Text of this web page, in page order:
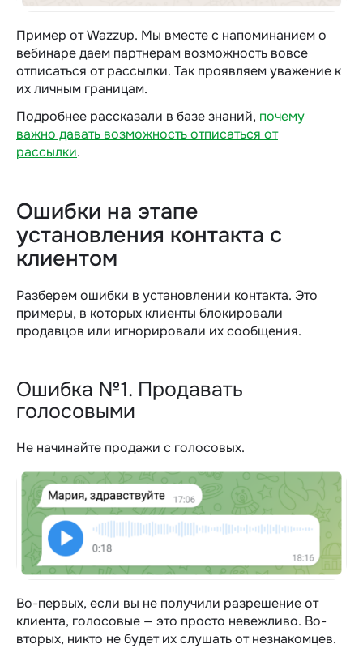
Пример от Wazzup. Мы вместе с напоминанием о
вебинаре даем партнерам возможность вовсе
отписаться от рассылки. Так проявляем уважение к
их личным границам.
Подробнее рассказали в базе знаний, почему
важно давать возможность отписаться от
рассылки.
Ошибки на этапе
установления контакта с
клиентом
Разберем ошибки в установлении контакта. Это
примеры, в которых клиенты блокировали
продавцов или игнорировали их сообщения.
Ошибка №1. Продавать
голосовыми
Не начинайте продажи с голосовых.
Во-первых, если вы не получили разрешение от
клиента, голосовые — это просто невежливо. Во-
вторых, никто не будет их слушать от незнакомцев.